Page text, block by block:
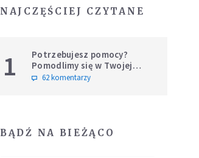
NAJCZĘŚCIEJ CZYTANE
1
Potrzebujesz pomocy?
Pomodlimy się w Twojej
intencji
62 komentarzy
BĄDŹ NA BIEŻĄCO